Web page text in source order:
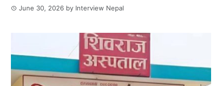
June 30, 2026 by Interview Nepal